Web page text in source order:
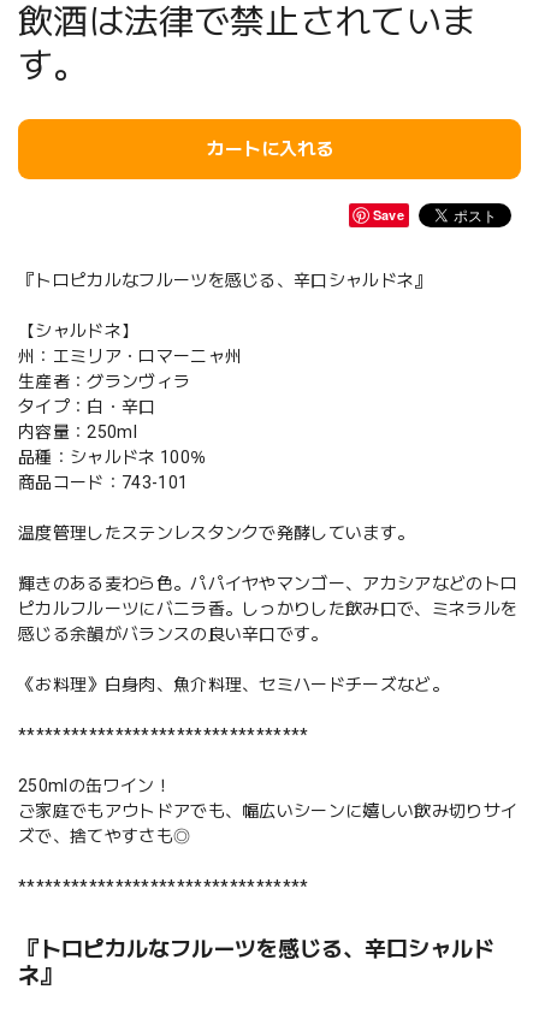
飲酒は法律で禁止されていま
す。
カートに入れる
Save
『トロピカルなフルーツを感じる、辛口シャルドネ』
【シャルドネ】
州：エミリア・ロマーニャ州
生産者：グランヴィラ
タイプ：白・辛口
内容量：250ml
品種：シャルドネ 100％
商品コード：743-101
温度管理したステンレスタンクで発酵しています。
輝きのある麦わら色。パパイヤやマンゴー、アカシアなどのトロ
ピカルフルーツにバニラ香。しっかりした飲み口で、ミネラルを
感じる余韻がバランスの良い辛口です。
《お料理》白身肉、魚介料理、セミハードチーズなど。
*********************************
250mlの缶ワイン！
ご家庭でもアウトドアでも、幅広いシーンに嬉しい飲み切りサイ
ズで、捨てやすさも◎
*********************************
『トロピカルなフルーツを感じる、辛口シャルド
ネ』